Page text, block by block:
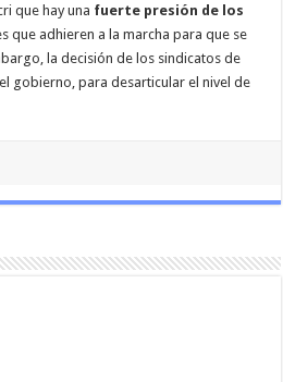
que hay una fuerte presión de los
que adhieren a la marcha para que se
la decisión de los sindicatos de
gobierno, para desarticular el nivel de